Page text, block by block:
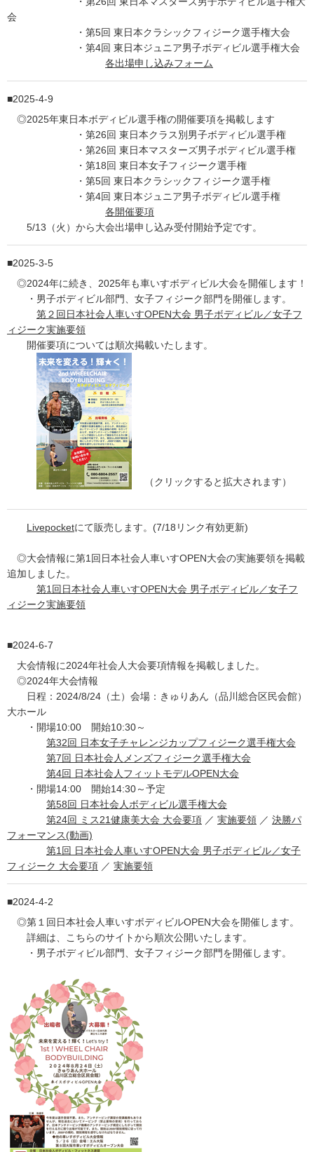
会
・第5回 東日本クラシックフィジーク選手権大会
・第4回 東日本ジュニア男子ボディビル選手権大会
各出場申し込みフォーム
2025-4-9
◎2025年東日本ボディビル選手権の開催要項を掲載します
・第26回 東日本クラス別男子ボディビル選手権
・第26回 東日本マスターズ男子ボディビル選手権
・第18回 東日本女子フィジーク選手権
・第5回 東日本クラシックフィジーク選手権
・第4回 東日本ジュニア男子ボディビル選手権
各開催要項
5/13（火）から大会出場申し込み受付開始予定です。
2025-3-5
◎2024年に続き、2025年も車いすボディビル大会を開催します！
・男子ボディビル部門、女子フィジーク部門を開催します。
第２回日本社会人車いすOPEN大会 男子ボディビル／女子フ
ィジーク実施要領
開催要項については順次掲載いたします。
（クリックすると拡大されます）
Livepocketにて販売します。(7/18リンク有効更新)
◎大会情報に第1回日本社会人車いすOPEN大会の実施要領を掲載
追加しました。
第1回日本社会人車いすOPEN大会 男子ボディビル／女子フ
ィジーク実施要領
2024-6-7
大会情報に2024年社会人大会要項情報を掲載しました。
◎2024年大会情報
日程：2024/8/24（土）会場：きゅりあん（品川総合区民会館）
大ホール
・開場10:00 開始10:30～
第32回 日本女子チャレンジカップフィジーク選手権大会
第7回 日本社会人メンズフィジーク選手権大会
第4回 日本社会人フィットモデルOPEN大会
・開場14:00 開始14:30～予定
第58回 日本社会人ボディビル選手権大会
第24回 ミス21健康美大会 大会要項 ／ 実施要領 ／ 決勝パ
フォーマンス(動画)
第1回 日本社会人車いすOPEN大会 男子ボディビル／女子
フィジーク 大会要項 ／ 実施要領
2024-4-2
◎第１回日本社会人車いすボディビルOPEN大会を開催します。
詳細は、こちらのサイトから順次公開いたします。
・男子ボディビル部門、女子フィジーク部門を開催します。